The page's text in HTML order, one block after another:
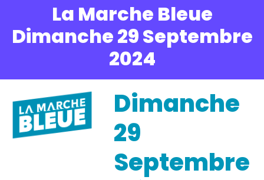
La Marche Bleue
Dimanche 29 Septembre
2024
Dimanche
29
Septembre